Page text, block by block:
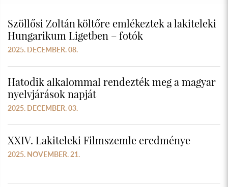
Szöllősi Zoltán költőre emlékeztek a lakiteleki
Hungarikum Ligetben – fotók
2025. DECEMBER. 08.
Hatodik alkalommal rendezték meg a magyar
nyelvjárások napját
2025. DECEMBER. 03.
XXIV. Lakiteleki Filmszemle eredménye
2025. NOVEMBER. 21.